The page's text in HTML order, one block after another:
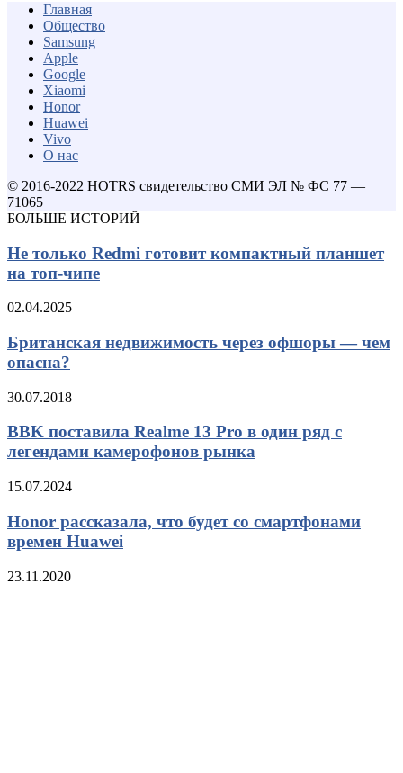
Главная
Общество
Samsung
Apple
Google
Xiaomi
Honor
Huawei
Vivo
О нас
© 2016-2022 HOTRS свидетельство СМИ ЭЛ № ФС 77 —
71065
БОЛЬШЕ ИСТОРИЙ
Не только Redmi готовит компактный планшет
на топ-чипе
02.04.2025
Британская недвижимость через офшоры — чем
опасна?
30.07.2018
BBK поставила Realme 13 Pro в один ряд с
легендами камерофонов рынка
15.07.2024
Honor рассказала, что будет со смартфонами
времен Huawei
23.11.2020